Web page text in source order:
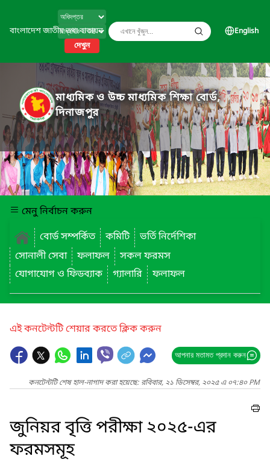
বাংলাদেশ জাতীয় তথ্য বাতায়ন
দেখুন
English
মাধ্যমিক ও উচ্চ মাধ্যমিক শিক্ষা বোর্ড,
দিনাজপুর
মেনু নির্বাচন করুন
বোর্ড সম্পর্কিত
কমিটি
ভর্তি নির্দেশিকা
সোনালী সেবা
ফলাফল
সকল ফরমস
যোগাযোগ ও ফিডব্যাক
গ্যালারি ফলাফল
এই কনটেন্টটি শেয়ার করতে ক্লিক করুন
আপনার মতামত প্রদান করুন
কনটেন্টটি শেষ হাল-নাগাদ করা হয়েছে: রবিবার, ২১ ডিসেম্বর, ২০২৫ এ ০৭:৪০ PM
জুনিয়র বৃত্তি পরীক্ষা ২০২৫-এর
ফরমসমূহ